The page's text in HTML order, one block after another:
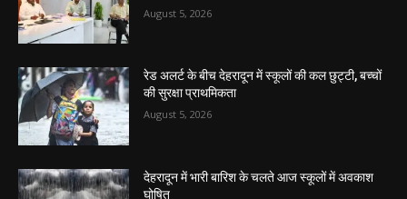
August 5, 2026
रेड अलर्ट के बीच देहरादून में स्कूलों की कल छुट्टी, बच्चों
की सुरक्षा प्राथमिकता
August 5, 2026
देहरादून में भारी बारिश के चलते आज स्कूलों में अवकाश
घोषित